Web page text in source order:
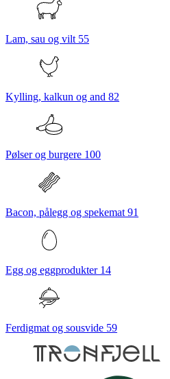
Lam, sau og vilt 55
Kylling, kalkun og and 82
Pølser og burgere 100
Bacon, pålegg og spekemat 91
Egg og eggprodukter 14
Ferdigmat og sousvide 59